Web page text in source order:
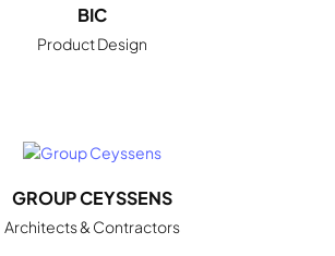
BIC
Product Design
GROUP CEYSSENS
Architects & Contractors